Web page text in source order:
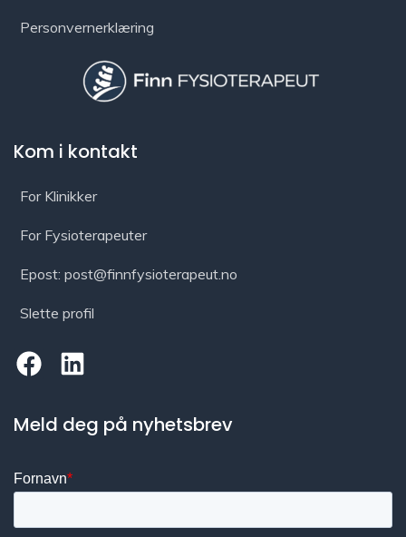
Personvernerklæring
Kom i kontakt
For Klinikker
For Fysioterapeuter
Epost: post@finnfysioterapeut.no
Slette profil
Meld deg på nyhetsbrev